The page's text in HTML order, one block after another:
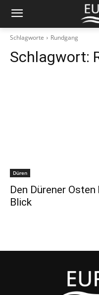
Schlagworte Rundgang
Schlagwort:
Düren
Den Dürener Osten
Blick